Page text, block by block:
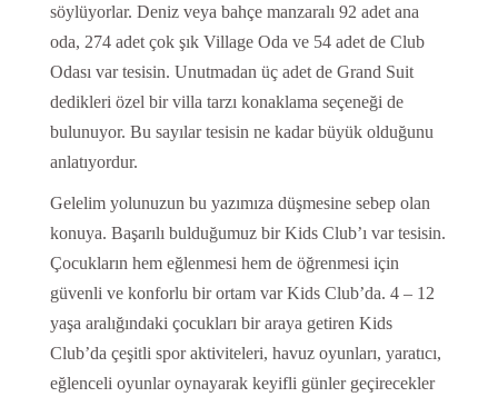
söylüyorlar. Deniz veya bahçe manzaralı 92 adet ana
oda, 274 adet çok şık Village Oda ve 54 adet de Club
Odası var tesisin. Unutmadan üç adet de Grand Suit
dedikleri özel bir villa tarzı konaklama seçeneği de
bulunuyor. Bu sayılar tesisin ne kadar büyük olduğunu
anlatıyordur.
Gelelim yolunuzun bu yazımıza düşmesine sebep olan
konuya. Başarılı bulduğumuz bir Kids Club’ı var tesisin.
Çocukların hem eğlenmesi hem de öğrenmesi için
güvenli ve konforlu bir ortam var Kids Club’da. 4 – 12
yaşa aralığındaki çocukları bir araya getiren Kids
Club’da çeşitli spor aktiviteleri, havuz oyunları, yaratıcı,
eğlenceli oyunlar oynayarak keyifli günler geçirecekler